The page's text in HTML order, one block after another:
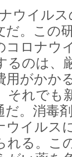
ウイル
だ。この
コロナウ
るのは、
用がかか
それでも
だ。消毒
ウイルス
れる。こ